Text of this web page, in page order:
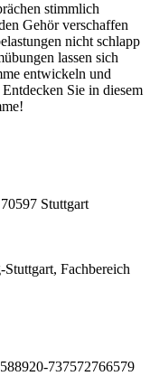
stimmlich
Gehör verschaffen
nicht schlapp
lassen sich
entwickeln und
Sie in diesem
Stuttgart
Fachbereich
737572766579